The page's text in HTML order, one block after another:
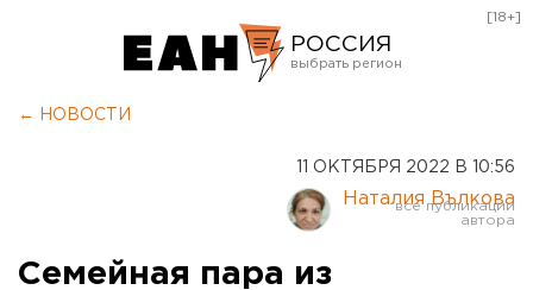
РОССИЯ
Курган
Оренбург
[18+]
← НОВОСТИ
11 ОКТЯБРЯ 2022 В 10:56
Наталия Вълкова
Семейная пара из